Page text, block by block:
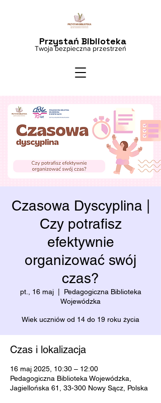
Twoja bezpieczna przestrzeń
Przystań Biblioteka
Czasowa Dyscyplina |
Czy potrafisz
efektywnie
organizować swój
czas?
pt., 16 maj
  |
Pedagogiczna Biblioteka
Wojewódzka
Wiek uczniów od 14 do 19 roku życia
Czas i lokalizacja
16 maj 2025, 10:30 – 12:00
Pedagogiczna Biblioteka Wojewódzka,
Jagiellońska 61, 33-300 Nowy Sącz, Polska